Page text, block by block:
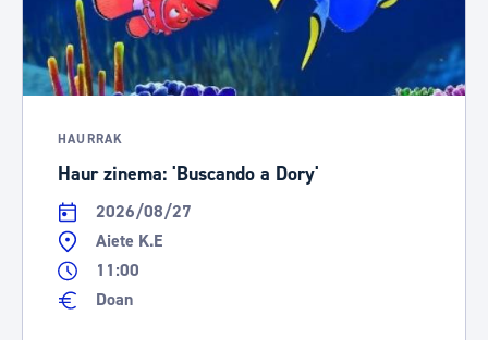
HAURRAK
Haur zinema: 'Buscando a Dory'
2026/08/27
Aiete K.E
11:00
Doan